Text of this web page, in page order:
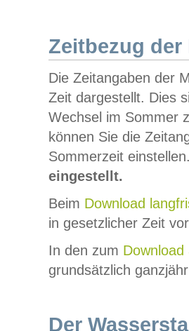
Zeitbezug der
Die Zeitangaben der
Zeit dargestellt. Dies
Wechsel im Sommer
können Sie die
Sommerzeit
eingestellt.
Beim Download
in gesetzlicher Zeit
In den zum Download
grundsätzlich
Der